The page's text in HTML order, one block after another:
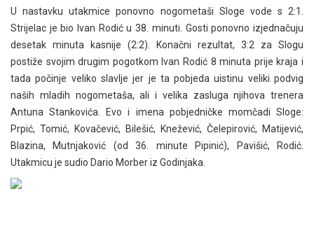
U nastavku utakmice ponovno nogometaši Sloge vode s 2:1.
Strijelac je bio Ivan Rodić u 38. minuti. Gosti ponovno izjednačuju
desetak minuta kasnije (2:2). Konačni rezultat, 3:2 za Slogu
postiže svojim drugim pogotkom Ivan Rodić 8 minuta prije kraja i
tada počinje veliko slavlje jer je ta pobjeda uistinu veliki podvig
naših mladih nogometaša, ali i velika zasluga njihova trenera
Antuna Stankovića. Evo i imena pobjedničke momčadi Sloge:
Prpić, Tomić, Kovačević, Bilešić, Knežević, Čelepirović, Matijević,
Blazina, Mutnjaković (od 36. minute Pipinić), Pavišić, Rodić.
Utakmicu je sudio Dario Morber iz Godinjaka.